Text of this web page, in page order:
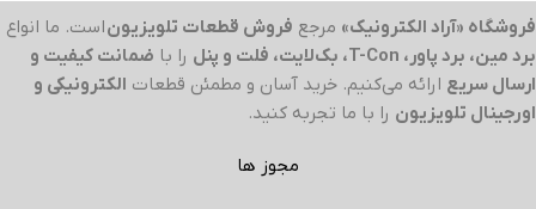
فروشگاه «آراد الکترونیک» مرجع فروش قطعات تلویزیوناست. ما انواع
برد مین، برد پاور، T-Con، بک‌لایت، فلت و پنل
را با ضمانت کیفیت و
ارسال سریع ارائه می‌کنیم. خرید آسان و مطمئن قطعات الکترونیکی و
اورجینال تلویزیون را با ما تجربه کنید.
مجوز ها